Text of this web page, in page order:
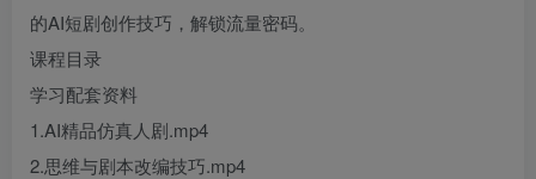
的AI短剧创作技巧，解锁流量密码。
课程目录
学习配套资料
1.AI精品仿真人剧.mp4
2.思维与剧本改编技巧.mp4